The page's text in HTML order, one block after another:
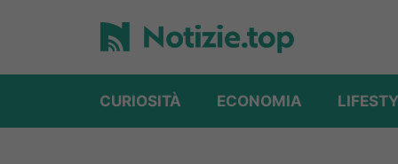
contenuto
CURIOSITÀ ECONOMIA